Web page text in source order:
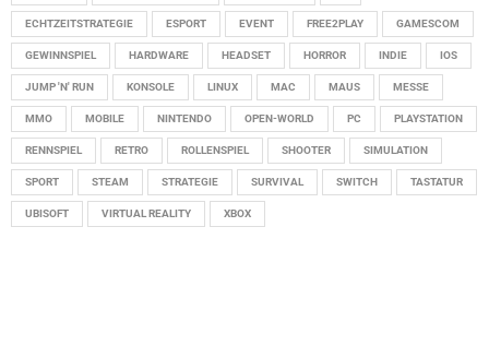
ECHTZEITSTRATEGIE ESPORT EVENT FREE2PLAY GAMESCOM
GEWINNSPIEL HARDWARE HEADSET HORROR INDIE IOS
JUMP 'N' RUN KONSOLE LINUX MAC MAUS MESSE
MMO MOBILE NINTENDO OPEN-WORLD PC PLAYSTATION
RENNSPIEL RETRO ROLLENSPIEL SHOOTER SIMULATION
SPORT STEAM STRATEGIE SURVIVAL SWITCH TASTATUR
UBISOFT VIRTUAL REALITY XBOX